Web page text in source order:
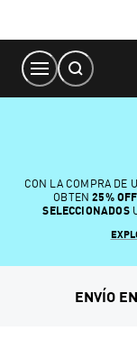
Content
CON LA COMPRA DE
OBTEN 25%
SELECCIONADOS
ENVÍO